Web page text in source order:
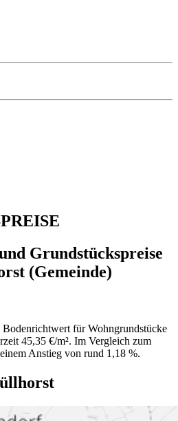
Grundstückspreise
(Gemeinde)
für Wohngrundstücke
45,35 €/m². Im Vergleich zum
Anstieg von rund 1,18 %.